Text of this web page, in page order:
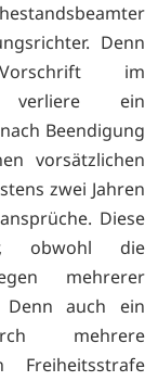
Denn
im
verliere ein
Beendigung
vorsätzlichen
zwei Jahren
Diese
obwohl die
mehrerer
Denn auch ein
mehrere
Freiheitsstrafe